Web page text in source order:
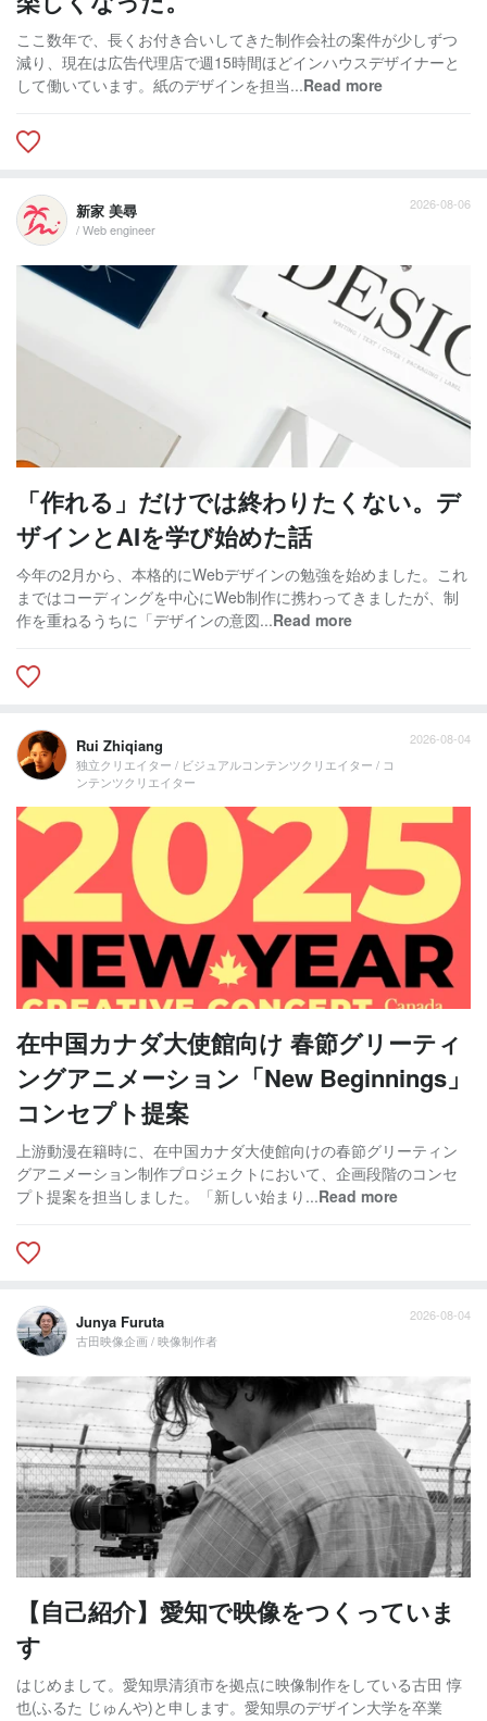
ここ数年で、長くお付き合いしてきた制作会社の案件が少しずつ
減り、現在は広告代理店で週15時間ほどインハウスデザイナーと
して働いています。紙のデザインを担当...Read more
新家 美尋
/ Web engineer
2026-08-06
「作れる」だけでは終わりたくない。デ
ザインとAIを学び始めた話
今年の2月から、本格的にWebデザインの勉強を始めました。これ
まではコーディングを中心にWeb制作に携わってきましたが、制
作を重ねるうちに「デザインの意図...Read more
Rui Zhiqiang
独立クリエイター / ビジュアルコンテンツクリエイター / コ
ンテンツクリエイター
2026-08-04
在中国カナダ大使館向け 春節グリーティ
ングアニメーション「New Beginnings」
コンセプト提案
上游動漫在籍時に、在中国カナダ大使館向けの春節グリーティン
グアニメーション制作プロジェクトにおいて、企画段階のコンセ
プト提案を担当しました。「新しい始まり...Read more
Junya Furuta
古田映像企画 / 映像制作者
2026-08-04
【自己紹介】愛知で映像をつくっていま
す
はじめまして。愛知県清須市を拠点に映像制作をしている古田 惇
也(ふるた じゅんや)と申します。愛知県のデザイン大学を卒業